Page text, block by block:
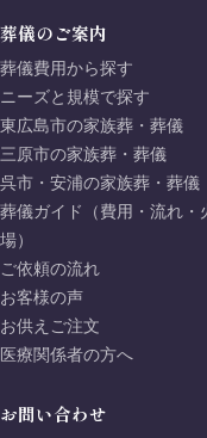
葬儀のご案内
葬儀費用から探す
ニーズと規模で探す
東広島市の家族葬・葬儀
三原市の家族葬・葬儀
呉市・安浦の家族葬・葬儀
葬儀ガイド（費用・流れ・
場）
ご依頼の流れ
お客様の声
お供えご注文
医療関係者の方へ
お問い合わせ